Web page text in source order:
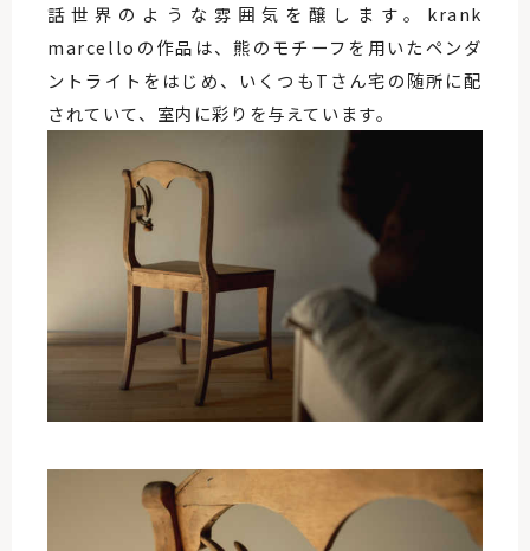
話世界のような雰囲気を醸します。krank
marcelloの作品は、熊のモチーフを用いたペンダ
ントライトをはじめ、いくつもTさん宅の随所に配
されていて、室内に彩りを与えています。